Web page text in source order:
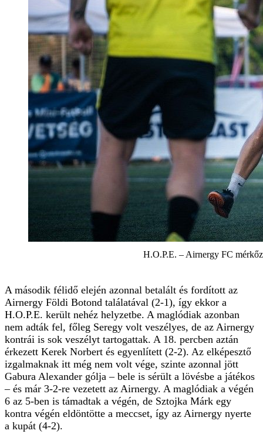
H.O.P.E. – Airnergy FC
A második félidő elején azonnal betalált és fordított az
Airnergy Földi Botond találatával (2-1), így ekkor a
H.O.P.E. került nehéz helyzetbe. A maglódiak azonban
nem adták fel, főleg Seregy volt veszélyes, de az Airnergy
kontrái is sok veszélyt tartogattak. A 18. percben aztán
érkezett Kerek Norbert és egyenlített (2-2). Az elképesztő
izgalmaknak itt még nem volt vége, szinte azonnal jött
Gabura Alexander gólja – bele is sérült a lövésbe a játékos
– és már 3-2-re vezetett az Airnergy. A maglódiak a végén
6 az 5-ben is támadtak a végén, de Sztojka Márk egy
kontra végén eldöntötte a meccset, így az Airnergy nyerte
a kupát (4-2).